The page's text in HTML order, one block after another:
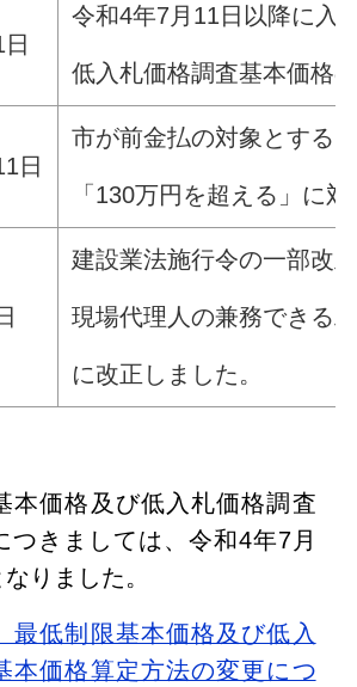
令和4年7月11日以降に入
低入札価格調査基本価格
日
市が前金払の対象とする
「130万円を超える」に
建設業法施行令の一部改
現場代理人の兼務できる
に改正しました。
本価格及び低入札価格調査
つきましては、令和4年7月
りました。
低制限基本価格及び低入
本価格算定方法の変更につ